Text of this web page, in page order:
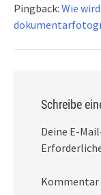
Pingback: Wie
Schreibe
Deine E-
Kommentar